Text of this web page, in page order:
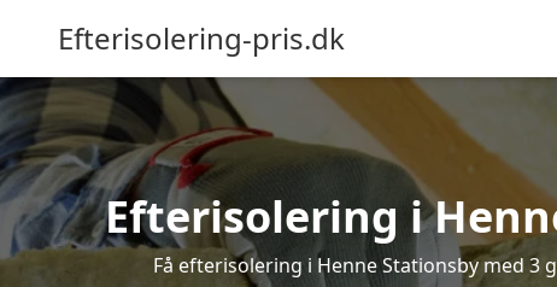
Efterisolering-pris.dk
Efterisolering i
Få efterisolering i Henne Stationsby med